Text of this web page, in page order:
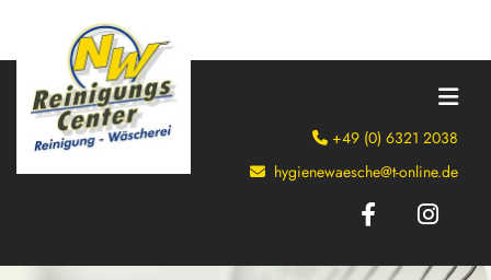
 +49 (0) 6321 2038
 hygienewaesche@t-online.de